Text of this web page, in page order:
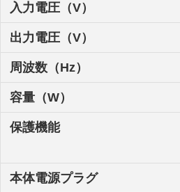
入力電圧（V）
出力電圧（V）
周波数（Hz）
容量（W）
保護機能
本体電源プラグ